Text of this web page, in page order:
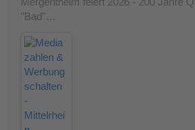
Mergentheim feiert 2026 - 200 Jahre
"Bad"…